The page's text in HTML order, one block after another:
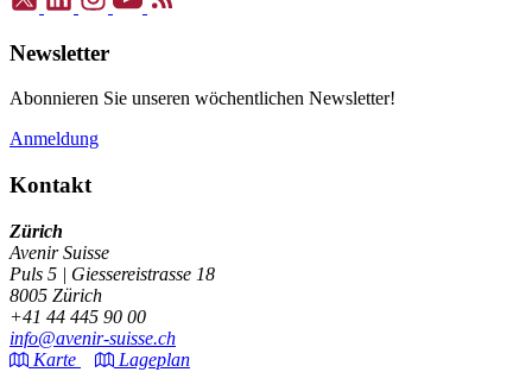
Newsletter
Abonnieren Sie unseren wöchentlichen Newsletter!
Anmeldung
Kontakt
Zürich
Avenir Suisse
Puls 5 | Giessereistrasse 18
8005 Zürich
+41 44 445 90 00
info@avenir-suisse.ch
Karte
Lageplan